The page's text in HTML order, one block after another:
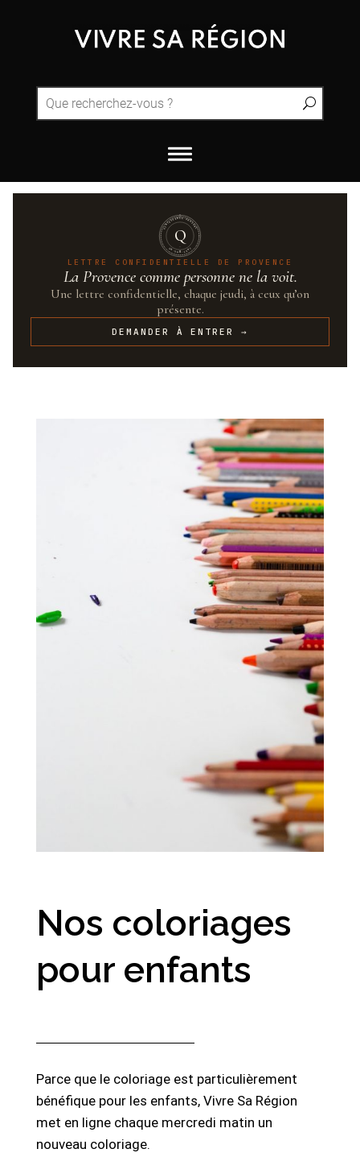
QUINTESSENCE·PROVENCE
UN·SUR·CENT
Q
LETTRE CONFIDENTIELLE DE PROVENCE
La Provence comme personne ne la voit.
Une lettre confidentielle, chaque jeudi, à ceux qu’on
présente.
DEMANDER À ENTRER →
Nos coloriages
pour enfants
Parce que le coloriage est particulièrement
bénéfique pour les enfants, Vivre Sa Région
met en ligne chaque mercredi matin un
nouveau coloriage.